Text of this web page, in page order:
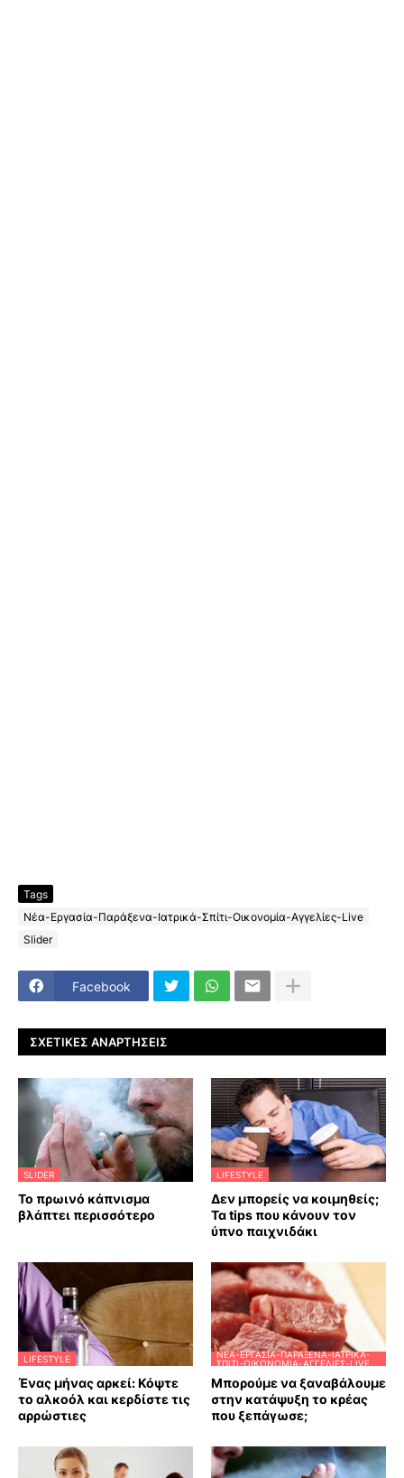
Tags
Νέα-Εργασία-Παράξενα-Ιατρικά-Σπίτι-Οικονομία-Αγγελίες-Live
Slider
Facebook
ΣΧΕΤΙΚΈΣ ΑΝΑΡΤΉΣΕΙΣ
SLIDER
Το πρωινό κάπνισμα
βλάπτει περισσότερο
LIFESTYLE
Δεν μπορείς να κοιμηθείς;
Τα tips που κάνουν τον
ύπνο παιχνιδάκι
LIFESTYLE
Ένας μήνας αρκεί: Κόψτε
το αλκοόλ και κερδίστε τις
αρρώστιες
ΝΈΑ-ΕΡΓΑΣΊΑ-ΠΑΡΆΞΕΝΑ-ΙΑΤΡΙΚΆ-
ΣΠΊΤΙ-ΟΙΚΟΝΟΜΊΑ-ΑΓΓΕΛΊΕΣ-LIVE
Μπορούμε να ξαναβάλουμε
στην κατάψυξη το κρέας
που ξεπάγωσε;